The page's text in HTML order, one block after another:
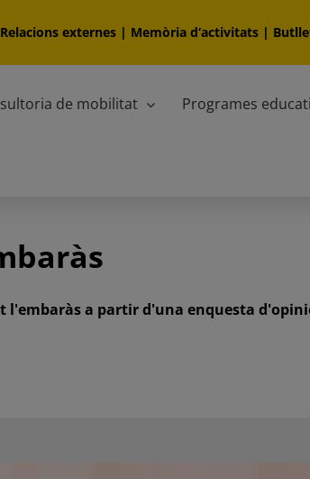
Relacions externes | Memòria d‘activitats |
de mobilitat Programes
a partir d'una enquesta